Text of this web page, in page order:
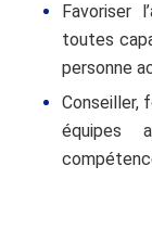
Favoriser
toutes
personne
Conseiller,
équipes